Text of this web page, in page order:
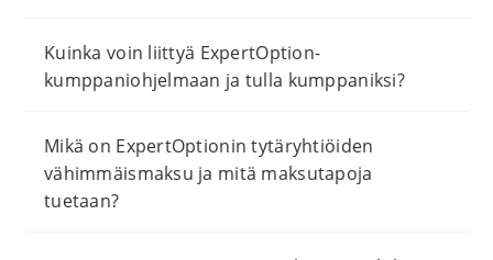
Kuinka voin liittyä ExpertOption-
kumppaniohjelmaan ja tulla kumppaniksi?
Mikä on ExpertOptionin tytäryhtiöiden
vähimmäismaksu ja mitä maksutapoja
tuetaan?